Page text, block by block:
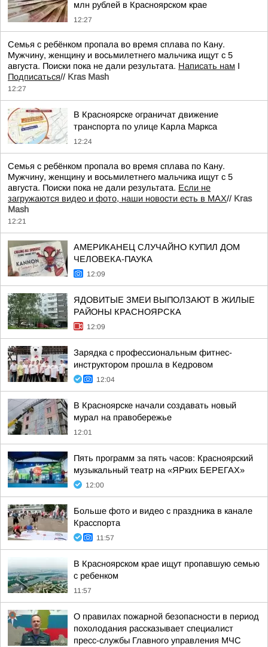
млн рублей в Красноярском крае
12:27
Семья с ребёнком пропала во время сплава по Кану.
Мужчину, женщину и восьмилетнего мальчика ищут с 5
августа. Поиски пока не дали результата. Написать нам I
Подписаться// Kras Mash
12:27
В Красноярске ограничат движение
транспорта по улице Карла Маркса
12:24
Семья с ребёнком пропала во время сплава по Кану.
Мужчину, женщину и восьмилетнего мальчика ищут с 5
августа. Поиски пока не дали результата. Если не
загружаются видео и фото, наши новости есть в MAX// Kras
Mash
12:21
АМЕРИКАНЕЦ СЛУЧАЙНО КУПИЛ ДОМ
ЧЕЛОВЕКА-ПАУКА
12:09
ЯДОВИТЫЕ ЗМЕИ ВЫПОЛЗАЮТ В ЖИЛЫЕ
РАЙОНЫ КРАСНОЯРСКА
12:09
Зарядка с профессиональным фитнес-
инструктором прошла в Кедровом
12:04
В Красноярске начали создавать новый
мурал на правобережье
12:01
Пять программ за пять часов: Красноярский
музыкальный театр на «ЯРких БЕРЕГАХ»
12:00
Больше фото и видео с праздника в канале
Красспорта
11:57
В Красноярском крае ищут пропавшую семью
с ребенком
11:57
О правилах пожарной безопасности в период
похолодания рассказывает специалист
пресс-службы Главного управления МЧС